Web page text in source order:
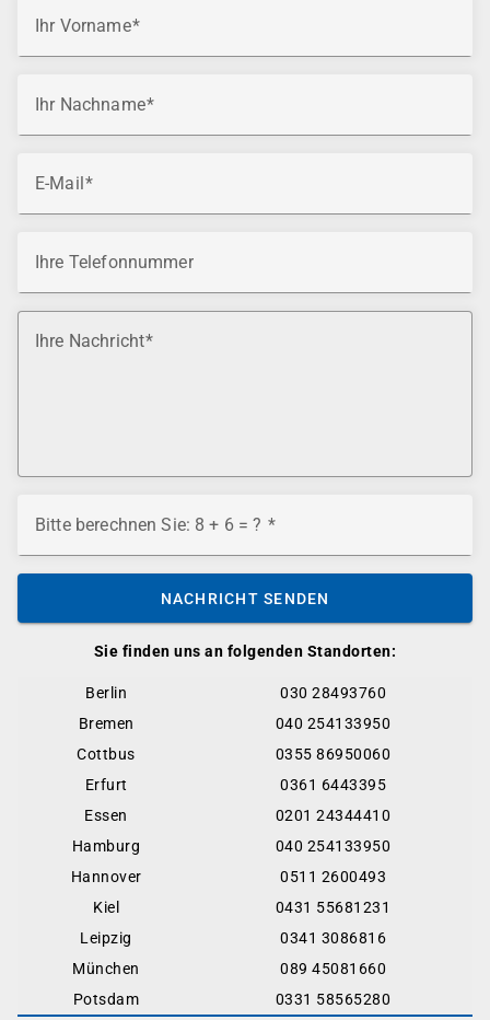
Sie finden uns an folgenden Standorten:
Berlin
030 28493760
Bremen
040 254133950
Cottbus
0355 86950060
Erfurt
0361 6443395
Essen
0201 24344410
Hamburg
040 254133950
Hannover
0511 2600493
Kiel
0431 55681231
Leipzig
0341 3086816
München
089 45081660
Potsdam
0331 58565280
Ihr Vorname
Ihr Nachname
E-Mail
Ihre Telefonnummer
Ihre Nachricht
Bitte berechnen Sie: 8 + 6 = ?
NACHRICHT SENDEN